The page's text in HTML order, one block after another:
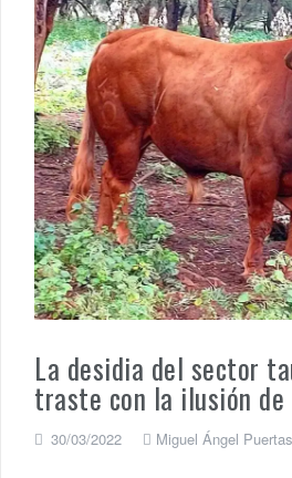
La desidia del sector
traste con la ilusión de
30/03/2022 Miguel Ángel Puertas